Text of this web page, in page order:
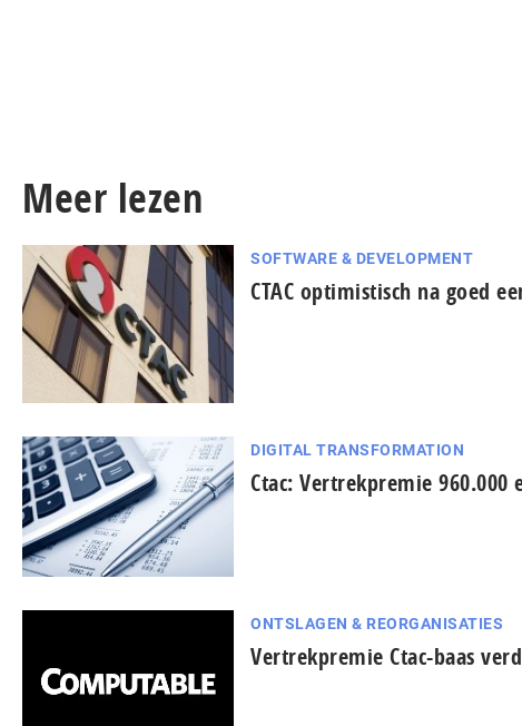
Meer lezen
SOFTWARE & DEVELOPMENT
CTAC optimistisch na goed
DIGITAL TRANSFORMATION
Ctac: Vertrekpremie
ONTSLAGEN & REORGANISATIES
Vertrekpremie Ctac-baas